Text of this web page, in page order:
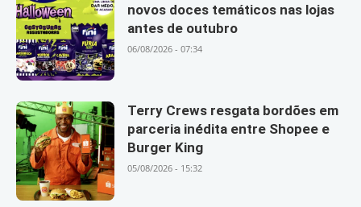
novos doces temáticos nas lojas
antes de outubro
06/08/2026 - 07:34
Terry Crews resgata bordões em
parceria inédita entre Shopee e
Burger King
05/08/2026 - 15:32